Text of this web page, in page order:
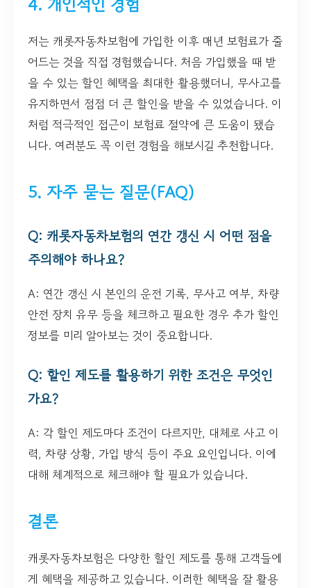
저는 캐롯자동차보험에 가입한 이후 매년 보험료가 줄
어드는 것을 직접 경험했습니다. 처음 가입했을 때 받
을 수 있는 할인 혜택을 최대한 활용했더니, 무사고를
유지하면서 점점 더 큰 할인을 받을 수 있었습니다. 이
처럼 적극적인 접근이 보험료 절약에 큰 도움이 됐습
니다. 여러분도 꼭 이런 경험을 해보시길 추천합니다.
5. 자주 묻는 질문(FAQ)
Q: 캐롯자동차보험의 연간 갱신 시 어떤 점을
주의해야 하나요?
A: 연간 갱신 시 본인의 운전 기록, 무사고 여부, 차량
안전 장치 유무 등을 체크하고 필요한 경우 추가 할인
정보를 미리 알아보는 것이 중요합니다.
Q: 할인 제도를 활용하기 위한 조건은 무엇인
가요?
A: 각 할인 제도마다 조건이 다르지만, 대체로 사고 이
력, 차량 상황, 가입 방식 등이 주요 요인입니다. 이에
대해 체계적으로 체크해야 할 필요가 있습니다.
결론
캐롯자동차보험은 다양한 할인 제도를 통해 고객들에
게 혜택을 제공하고 있습니다. 이러한 혜택을 잘 활용